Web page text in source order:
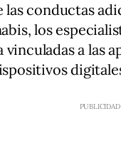
conductas
los
a las